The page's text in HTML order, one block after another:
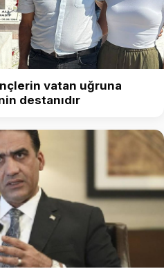
vatan uğruna
destanıdır